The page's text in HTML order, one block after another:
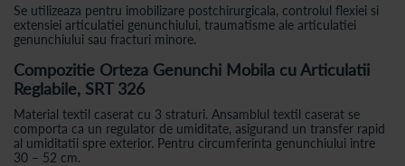
Se utilizeaza pentru imobilizare postchirurgicala, controlul flexiei si
extensiei articulatiei genunchiului, traumatisme ale articulatiei
genunchiului sau fracturi minore.
Compozitie Orteza Genunchi Mobila cu Articulatii
Reglabile, SRT 326
Material textil caserat cu 3 straturi. Ansamblul textil caserat se
comporta ca un regulator de umiditate, asigurand un transfer rapid
al umiditatii spre exterior. Pentru circumferinta genunchiului intre
30 – 52 cm.